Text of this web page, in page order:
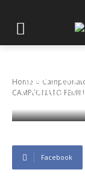
Home
CAMPEONATO
ABERTAS
Facebook